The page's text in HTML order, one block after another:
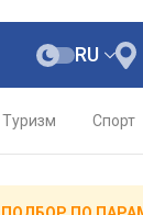
RU
Туризм Спорт